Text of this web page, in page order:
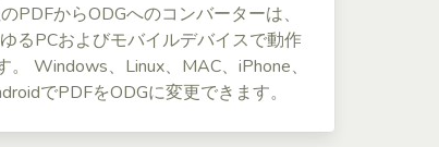
PDFからODGへのコンバーターは、
るPCおよびモバイルデバイスで動作
。 Windows、Linux、MAC、iPhone、
でPDFをODGに変更できます。